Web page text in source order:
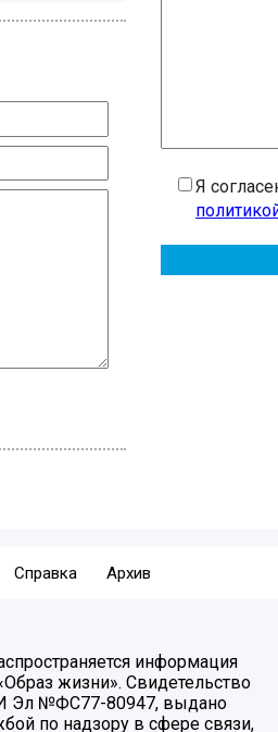
Я
Справка Архив
информация
жизни». Свидетельство
Эл №ФС77-80947, выдано
по надзору в сфере связи,